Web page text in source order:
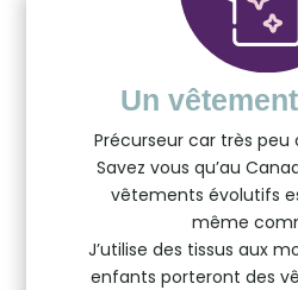
Un
Précurseur car très peu
Savez vous qu’au
vêtements évolutifs
même
J’utilise des tissus aux
enfants porteront des